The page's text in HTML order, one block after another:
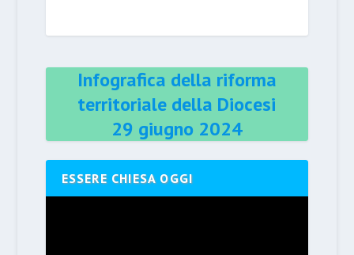
Infografica della riforma
territoriale della Diocesi
29 giugno 2024
ESSERE CHIESA OGGI